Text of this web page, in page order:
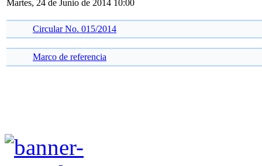
Martes, 24 de Junio de 2014 10:00
Circular No. 015/2014
Marco de referencia